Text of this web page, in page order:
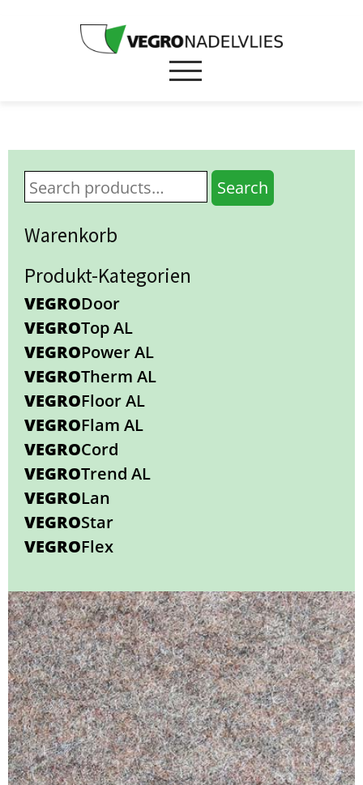
Search
Warenkorb
Produkt-Kategorien
VEGRODoor
VEGROTop AL
VEGROPower AL
VEGROTherm AL
VEGROFloor AL
VEGROFlam AL
VEGROCord
VEGROTrend AL
VEGROLan
VEGROStar
VEGROFlex